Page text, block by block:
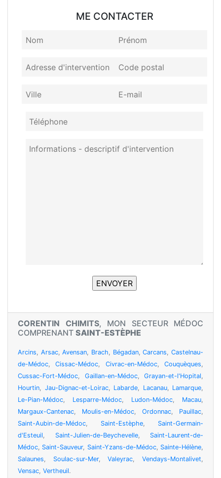
ME CONTACTER
CORENTIN CHIMITS, MON SECTEUR MÉDOC
COMPRENANT SAINT-ESTÈPHE
Arcins, Arsac,Avensan, Brach, Bégadan,Carcans,Castelnau-
de-Médoc,Cissac-Médoc, Civrac-en-Médoc,Couquèques,
Cussac-Fort-Médoc, Gaillan-en-Médoc, Grayan-et-l'Hopital,
Hourtin, Jau-Dignac-et-Loirac, Labarde, Lacanau, Lamarque,
Le-Pian-Médoc, Lesparre-Médoc, Ludon-Médoc, Macau,
Margaux-Cantenac, Moulis-en-Médoc, Ordonnac, Pauillac,
Saint-Aubin-de-Médoc, Saint-Estèphe, Saint-Germain-
d'Esteuil, Saint-Julien-de-Beychevelle, Saint-Laurent-de-
Médoc, Saint-Sauveur, Saint-Yzans-de-Médoc, Sainte-Hélène,
Salaunes, Soulac-sur-Mer,Valeyrac,Vendays-Montalivet,
Vensac, Vertheuil.